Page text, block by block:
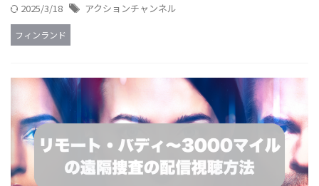
2025/3/18 アクションチャンネル
フィンランド